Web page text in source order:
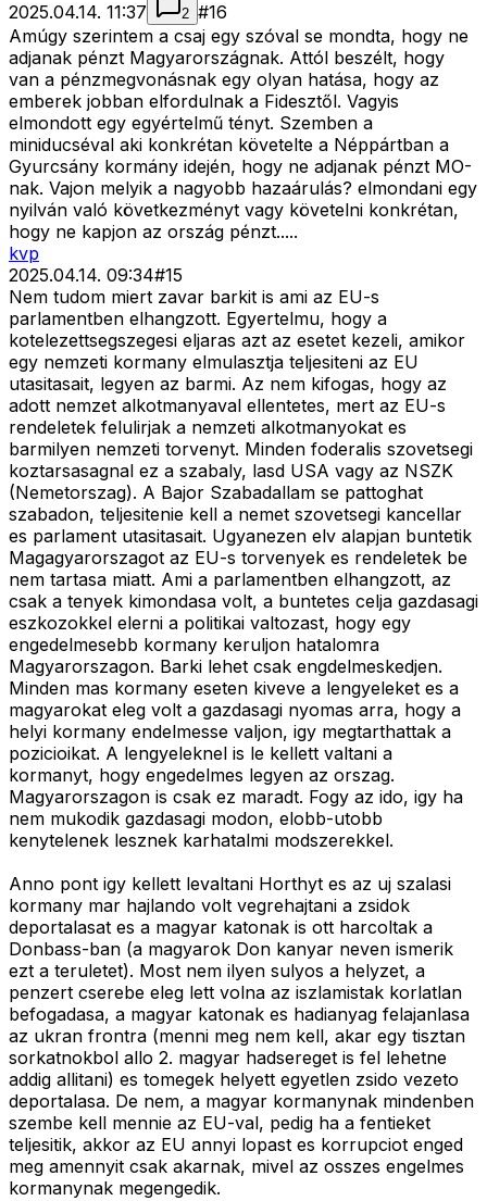
2025.04.14. 11:37
2 #16
Amúgy szerintem a csaj egy szóval se mondta, hogy ne
adjanak pénzt Magyarországnak. Attól beszélt, hogy
van a pénzmegvonásnak egy olyan hatása, hogy az
emberek jobban elfordulnak a Fidesztől. Vagyis
elmondott egy egyértelmű tényt. Szemben a
miniducséval aki konkrétan követelte a Néppártban a
Gyurcsány kormány idején, hogy ne adjanak pénzt MO-
nak. Vajon melyik a nagyobb hazaárulás? elmondani egy
nyilván való következményt vagy követelni konkrétan,
hogy ne kapjon az ország pénzt.....
kvp
2025.04.14. 09:34#15
Nem tudom miert zavar barkit is ami az EU-s
parlamentben elhangzott. Egyertelmu, hogy a
kotelezettsegszegesi eljaras azt az esetet kezeli, amikor
egy nemzeti kormany elmulasztja teljesiteni az EU
utasitasait, legyen az barmi. Az nem kifogas, hogy az
adott nemzet alkotmanyaval ellentetes, mert az EU-s
rendeletek felulirjak a nemzeti alkotmanyokat es
barmilyen nemzeti torvenyt. Minden foderalis szovetsegi
koztarsasagnal ez a szabaly, lasd USA vagy az NSZK
(Nemetorszag). A Bajor Szabadallam se pattoghat
szabadon, teljesitenie kell a nemet szovetsegi kancellar
es parlament utasitasait. Ugyanezen elv alapjan buntetik
Magagyarorszagot az EU-s torvenyek es rendeletek be
nem tartasa miatt. Ami a parlamentben elhangzott, az
csak a tenyek kimondasa volt, a buntetes celja gazdasagi
eszkozokkel elerni a politikai valtozast, hogy egy
engedelmesebb kormany keruljon hatalomra
Magyarorszagon. Barki lehet csak engdelmeskedjen.
Minden mas kormany eseten kiveve a lengyeleket es a
magyarokat eleg volt a gazdasagi nyomas arra, hogy a
helyi kormany endelmesse valjon, igy megtarthattak a
pozicioikat. A lengyeleknel is le kellett valtani a
kormanyt, hogy engedelmes legyen az orszag.
Magyarorszagon is csak ez maradt. Fogy az ido, igy ha
nem mukodik gazdasagi modon, elobb-utobb
kenytelenek lesznek karhatalmi modszerekkel.
Anno pont igy kellett levaltani Horthyt es az uj szalasi
kormany mar hajlando volt vegrehajtani a zsidok
deportalasat es a magyar katonak is ott harcoltak a
Donbass-ban (a magyarok Don kanyar neven ismerik
ezt a teruletet). Most nem ilyen sulyos a helyzet, a
penzert cserebe eleg lett volna az iszlamistak korlatlan
befogadasa, a magyar katonak es hadianyag felajanlasa
az ukran frontra (menni meg nem kell, akar egy tisztan
sorkatnokbol allo 2. magyar hadsereget is fel lehetne
addig allitani) es tomegek helyett egyetlen zsido vezeto
deportalasa. De nem, a magyar kormanynak mindenben
szembe kell mennie az EU-val, pedig ha a fentieket
teljesitik, akkor az EU annyi lopast es korrupciot enged
meg amennyit csak akarnak, mivel az osszes engelmes
kormanynak megengedik.